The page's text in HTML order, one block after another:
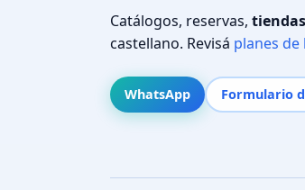
Catálogos, reservas,
castellano. Revisá planes
WhatsApp Formulario